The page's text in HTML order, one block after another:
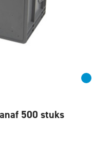
500 stuks